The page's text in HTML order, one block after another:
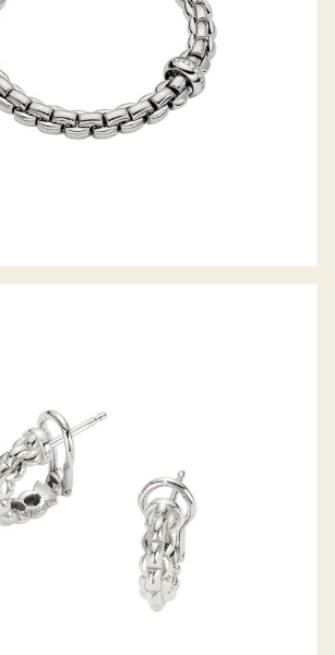
EKA TINY KOLLEKTION